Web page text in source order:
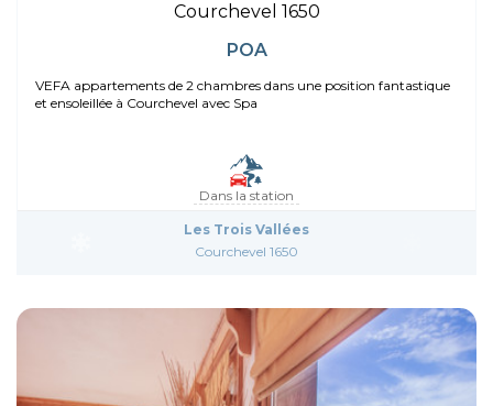
Courchevel 1650
POA
VEFA appartements de 2 chambres dans une position fantastique
et ensoleillée à Courchevel avec Spa
Dans la station
Les Trois Vallées
Courchevel 1650